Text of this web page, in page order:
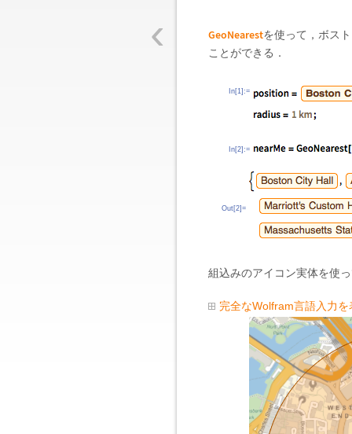
‹ GeoNearestを使って，ボス
ことができる．
In[1]:=
In[2]:=
Out[2]=
組込みのアイコン実体を使
完全なWolfram言語入力を